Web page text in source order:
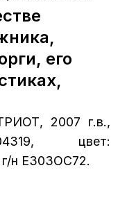
его
2007 г.в.,
цвет:
Е303ОС72.